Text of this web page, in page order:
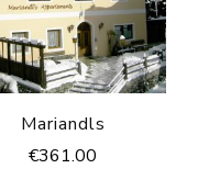
Mariandls
€361.00